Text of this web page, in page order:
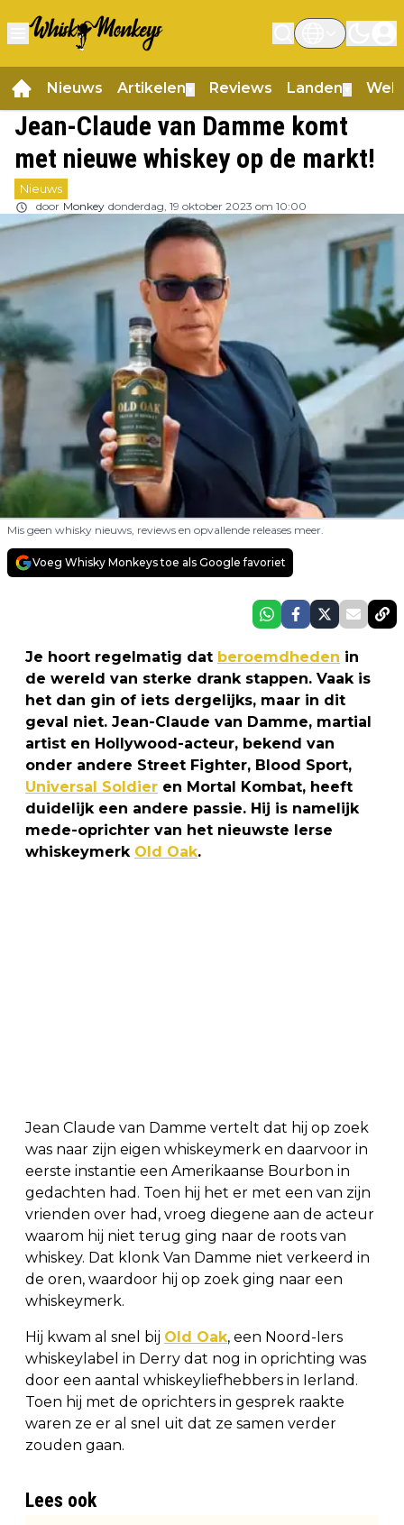
Nieuws Artikelen Reviews Landen
Jean-Claude van Damme komt
met nieuwe whiskey op de markt!
Nieuws
door Monkey donderdag, 19 oktober 2023 om 10:00
Mis geen whisky nieuws, reviews en opvallende releases meer.
Voeg Whisky Monkeys toe als Google favoriet
Je hoort regelmatig dat beroemdheden in
de wereld van sterke drank stappen. Vaak is
het dan gin of iets dergelijks, maar in dit
geval niet. Jean-Claude van Damme, martial
artist en Hollywood-acteur, bekend van
onder andere Street Fighter, Blood Sport,
Universal Soldier en Mortal Kombat, heeft
duidelijk een andere passie. Hij is namelijk
mede-oprichter van het nieuwste Ierse
whiskeymerk Old Oak.
Jean Claude van Damme vertelt dat hij op zoek
was naar zijn eigen whiskeymerk en daarvoor in
eerste instantie een Amerikaanse Bourbon in
gedachten had. Toen hij het er met een van zijn
vrienden over had, vroeg diegene aan de acteur
waarom hij niet terug ging naar de roots van
whiskey. Dat klonk Van Damme niet verkeerd in
de oren, waardoor hij op zoek ging naar een
whiskeymerk.
Hij kwam al snel bij Old Oak, een Noord-Iers
whiskeylabel in Derry dat nog in oprichting was
door een aantal whiskeyliefhebbers in Ierland.
Toen hij met de oprichters in gesprek raakte
waren ze er al snel uit dat ze samen verder
zouden gaan.
Lees ook